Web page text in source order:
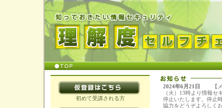
初めて受講される方
2024年6月21日
【
（火）13時より情報
停止いたします。停止
協力をどうぞよろしく